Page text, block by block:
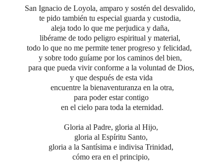
San Ignacio de Loyola, amparo y sostén del desvalido,
te pido también tu especial guarda y custodia,
aleja todo lo que me perjudica y daña,
libérame de todo peligro espiritual y material,
todo lo que no me permite tener progreso y felicidad,
y sobre todo guíame por los caminos del bien,
para que pueda vivir conforme a la voluntad de Dios,
y que después de esta vida
encuentre la bienaventuranza en la otra,
para poder estar contigo
en el cielo para toda la eternidad.
Gloria al Padre, gloria al Hijo,
gloria al Espíritu Santo,
gloria a la Santísima e indivisa Trinidad,
cómo era en el principio,